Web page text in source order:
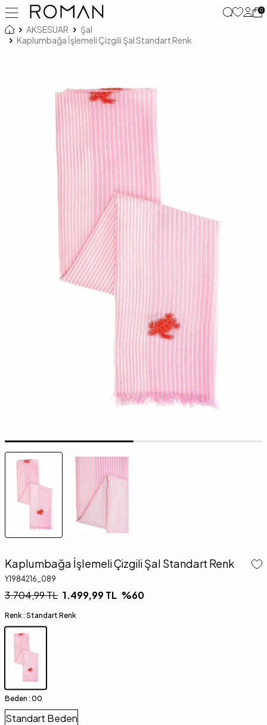
0
AKSESUAR
Şal
Kaplumbağa İşlemeli Çizgili Şal Standart Renk
Kaplumbağa İşlemeli Çizgili Şal Standart Renk
Y1984216_089
3.704,99TL 1.499,99TL %60
Renk : Standart Renk
Beden : 00
Standart Beden